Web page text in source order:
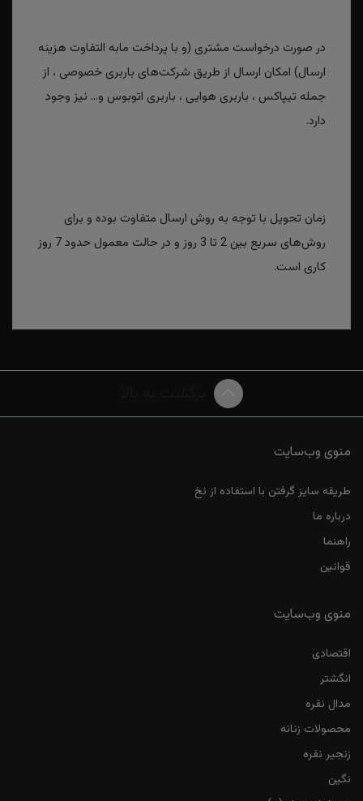
در صورت درخواست مشتری (و با پرداخت مابه التفاوت هزینه
ارسال) امکان ارسال از طریق شرکت‌های باربری خصوصی ، از
جمله تیپاکس ، باربری هوایی ، باربری اتوبوس و... نیز وجود
دارد.
زمان تحویل با توجه به روش ارسال متفاوت بوده و برای
روش‌های سریع بین 2 تا 3 روز و در حالت معمول حدود 7 روز
کاری است.
منوی وب‌سایت
طریقه سایز گرفتن با استفاده از نخ
درباره ما
راهنما
قوانین
منوی وب‌سایت
اقتصادی
انگشتر
مدال نقره
محصولات زنانه
زنجیر نقره
نگین